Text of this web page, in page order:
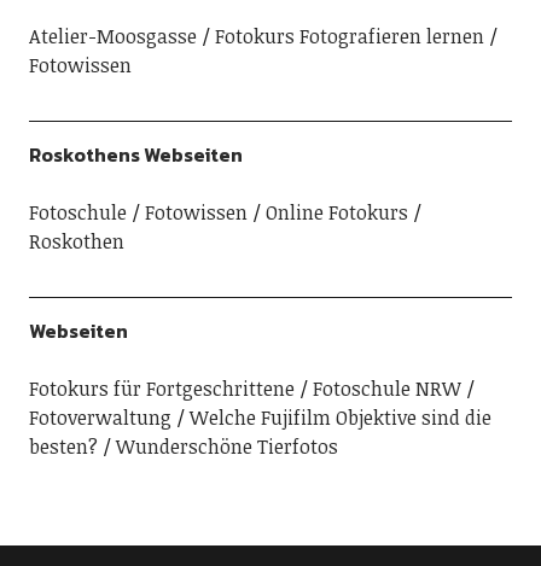
Atelier-Moosgasse
Fotokurs Fotografieren lernen
Fotowissen
Roskothens Webseiten
Fotoschule Fotowissen
Online Fotokurs
Roskothen
Webseiten
Fotokurs für Fortgeschrittene
Fotoschule NRW
Fotoverwaltung
Welche Fujifilm Objektive sind die
besten?
Wunderschöne Tierfotos